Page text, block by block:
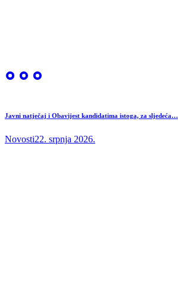
Javni natječaj i Obavijest kandidatima istoga, za sljedeća…
Novosti22. srpnja 2026.